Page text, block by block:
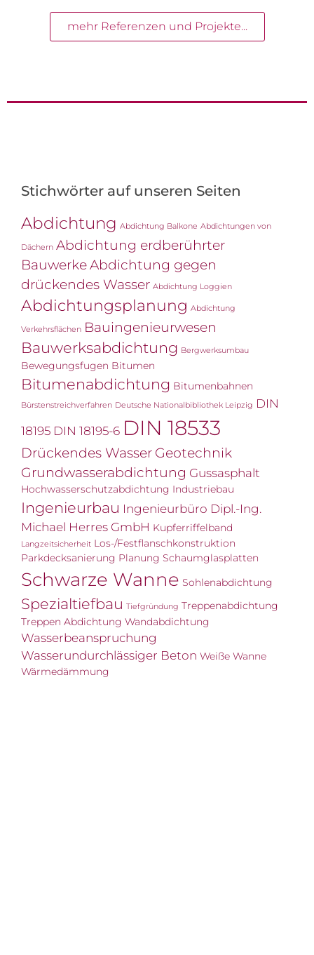
mehr Referenzen und Projekte...
Stichwörter auf unseren Seiten
Abdichtung Abdichtung Balkone Abdichtungen von
Dächern Abdichtung erdberührter
BauwerkeAbdichtung gegen
drückendes Wasser Abdichtung Loggien
Abdichtungsplanung Abdichtung
Verkehrsflächen Bauingenieurwesen
Bauwerksabdichtung Bergwerksumbau
Bewegungsfugen Bitumen
Bitumenabdichtung Bitumenbahnen
Bürstenstreichverfahren Deutsche Nationalbibliothek Leipzig DIN
18195 DIN 18195-6 DIN 18533
Drückendes Wasser Geotechnik
Grundwasserabdichtung Gussasphalt
Hochwasserschutzabdichtung Industriebau
Ingenieurbau Ingenieurbüro Dipl.-Ing.
Michael Herres GmbH Kupferriffelband
Langzeitsicherheit Los-/Festflanschkonstruktion
Parkdecksanierung Planung Schaumglasplatten
Schwarze Wanne Sohlenabdichtung
Spezialtiefbau Tiefgründung Treppenabdichtung
Treppen Abdichtung Wandabdichtung
Wasserbeanspruchung
Wasserundurchlässiger Beton Weiße Wanne
Wärmedämmung